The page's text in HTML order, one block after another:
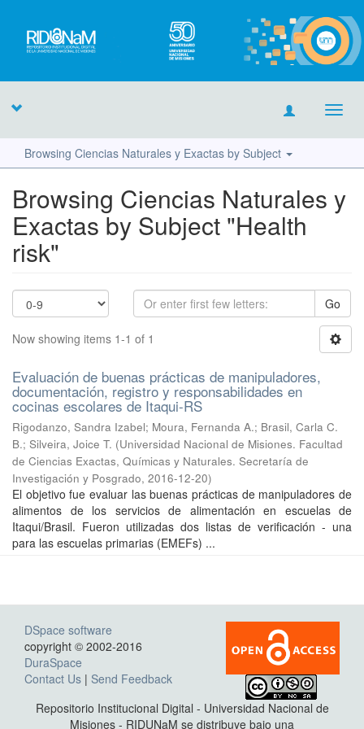
Browsing Ciencias Naturales y Exactas by Subject
Browsing Ciencias Naturales y
Exactas by Subject "Health
risk"
Go
Now showing items 1-1 of 1
Evaluación de buenas prácticas de manipuladores,
documentación, registro y responsabilidades en
cocinas escolares de Itaqui-RS
Rigodanzo, Sandra Izabel; Moura, Fernanda A.; Brasil, Carla C.
B.; Silveira, Joice T. (Universidad Nacional de Misiones. Facultad
de Ciencias Exactas, Químicas y Naturales. Secretaría de
Investigación y Posgrado, 2016-12-20)
El objetivo fue evaluar las buenas prácticas de manipuladores de
alimentos de los servicios de alimentación en escuelas de
Itaqui/Brasil. Fueron utilizadas dos listas de verificación - una
para las escuelas primarias (EMEFs) ...
DSpace software
copyright © 2002-2016
DuraSpace
Contact Us | Send Feedback
Repositorio Institucional Digital - Universidad Nacional de
Misiones - RIDUNaM se distribuye bajo una